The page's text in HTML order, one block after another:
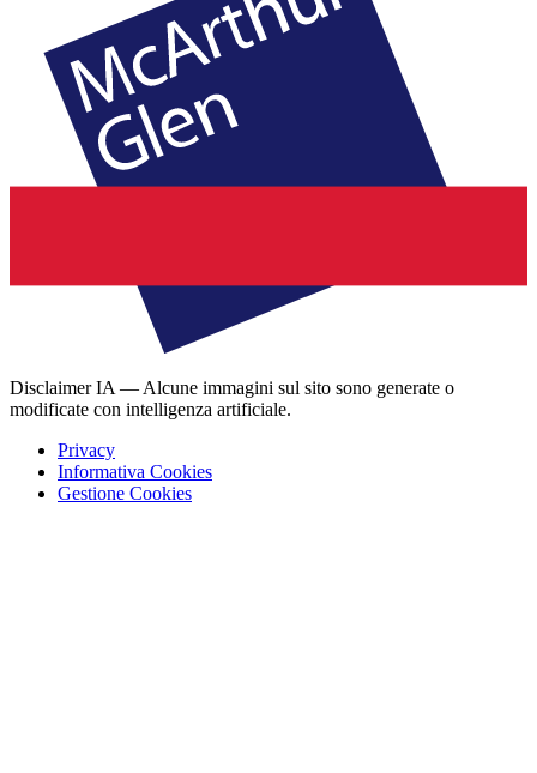
Disclaimer IA — Alcune immagini sul sito sono generate o
modificate con intelligenza artificiale.
Privacy
Informativa Cookies
Gestione Cookies